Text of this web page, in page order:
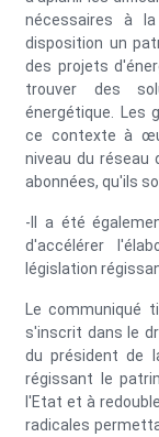
nécessaires à
disposition un
des projets
trouver des
énergétique. Les
ce contexte à
niveau du
abonnées, qu'ils
-Il a été
d'accélérer
législation
Le communiqué
s'inscrit dans le
du président de
régissant le
l'Etat et à
radicales